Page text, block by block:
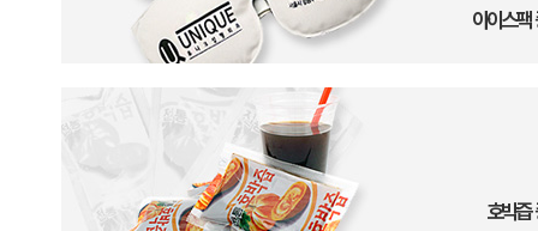
아이스팩
호박즙